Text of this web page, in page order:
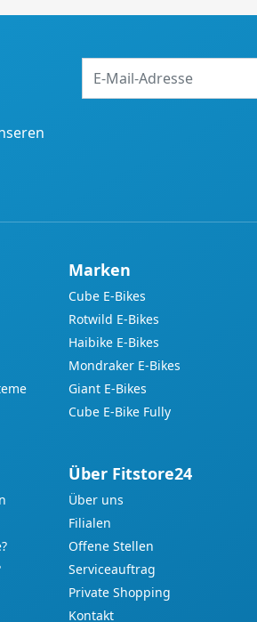
Mail-
Marken
Cube E-Bikes
Rotwild E-Bikes
Haibike E-Bikes
Mondraker E-Bikes
Giant E-Bikes
Cube E-Bike Fully
Über Fitstore24
Über uns
Filialen
Offene Stellen
Serviceauftrag
Private Shopping
Kontakt